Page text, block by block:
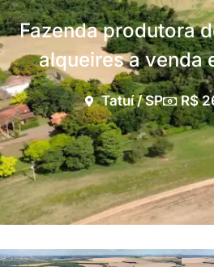
Fazenda produtora
alqueires a venda
Tatuí / SP R$